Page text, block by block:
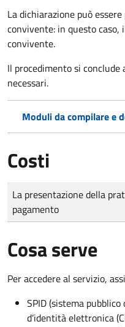
La dichiarazione può
convivente: in questo
convivente.
Il procedimento si
necessari.
Moduli da compilare e
Costi
Tipo di pagamento
Importo
La presentazione della
pagamento
Cosa serve
Per accedere al servizio,
SPID (sistema
d’identità elettronica